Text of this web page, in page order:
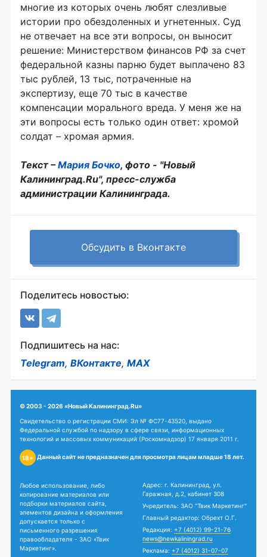
многие из которых очень любят слезливые
истории про обездоленных и угнетенных. Суд
не отвечает на все эти вопросы, он выносит
решение: Министерством финансов РФ за счет
федеральной казны парню будет выплачено 83
тыс рублей, 13 тыс, потраченные на
экспертизу, еще 70 тыс в качестве
компенсации морального вреда. У меня же на
эти вопросы есть только один ответ: хромой
солдат – хромая армия.
Текст –Мария Бочко, фото - "Новый
Калининград.Ru", пресс-служба
администрации Калининграда.
Обсудить в Вконтакте
Поделитесь новостью:
Подпишитесь на нас:
Telegram, ВКонтакте, MAX
© 2003 - 2026 «Новый Калининград.Ru»
Свидетельство о регистрации СМИ: Эл № ФС77-43520, выдано
Федеральной службой по надзору в сфере связи, информационных
технологий и массовых коммуникаций (Роскомнадзор) 17 января 2011 г.
18+ Данный сайт не предназначен для просмотра лицам младше 18 лет.
Любое использование, либо
копирование материалов или
подборки материалов сайта,
элементов дизайна и оформления
допускается только с
письменного разрешения
правообладателя - ЗАО «Твик
Маркетинг».
Адрес: г. Калининград, ул.
Гаражная, д.2, кабинет 308
Учредитель: ЗАО "Твик Маркетинг"
Главный редактор: Обрехт О.Г.
Редакция: +7 (4012) 99-21-76
news@newkaliningrad.ru
Реклама: +7 (4012) 31-07-07